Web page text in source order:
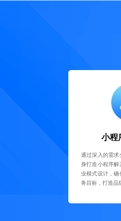
小程
通过深入的需求
身打造小程序解
业模式设计，确
务目标，打造品